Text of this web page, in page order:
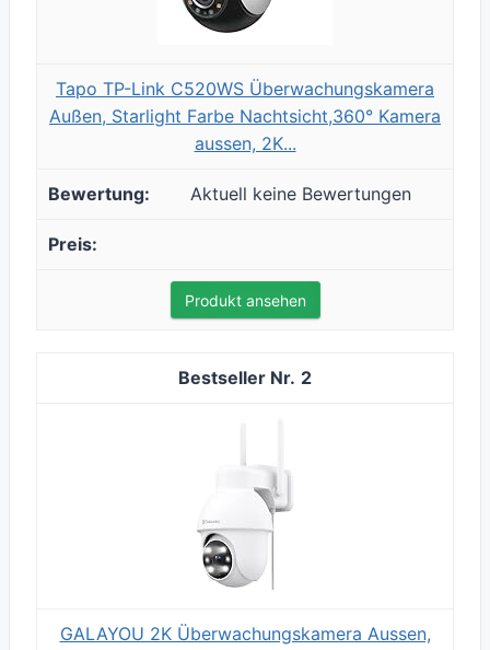
Tapo TP-Link C520WS Überwachungskamera
Außen, Starlight Farbe Nachtsicht,360° Kamera
aussen, 2K...
Aktuell keine Bewertungen
Produkt ansehen
2
GALAYOU 2K Überwachungskamera Aussen,